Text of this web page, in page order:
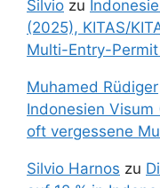
Silvio zu
(2025), KITAS/
Multi-Entry-Permit
Muhamed Rüdiger
Indonesien Visum
oft vergessene
Silvio Harnos zu